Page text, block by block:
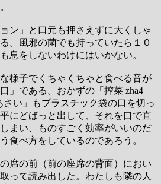
ン」と口元も押さえずに大くしゃ
。風邪の菌でも持っていたら１０
息をしないわけにはいかない。
様子でくちゃくちゃと食べる音が
」である。おかずの「搾菜 zha4
さい」もプラスチック袋の口を切っ
にどばっと出して、それを口で直
まい、ものすごく効率がいいのだ
食べ方をしているのであろう。
席の前（前の座席の背面）におい
って読み出した。わたしも隣の人